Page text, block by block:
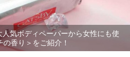
気ボディペーパーから女性にも使
香り＞をご紹介！